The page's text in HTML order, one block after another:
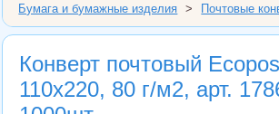
Бумага и бумажные изделия
> Почтовые
Конверт почтовый
110х220, 80 г/м2, арт.